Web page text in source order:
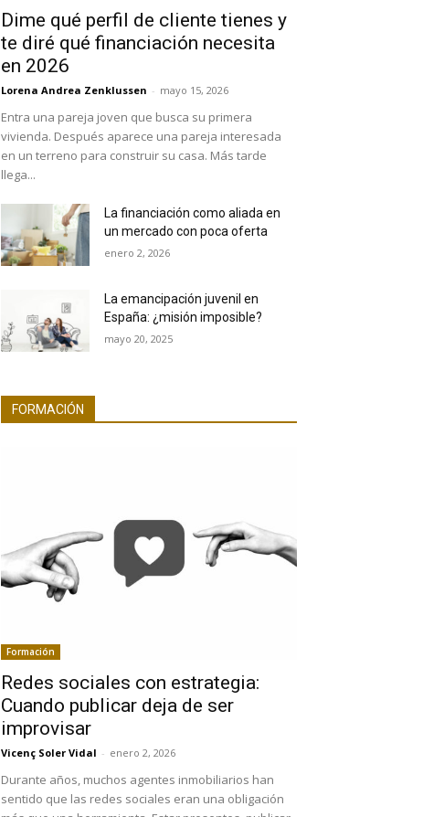
Dime qué perfil de cliente tienes y
te diré qué financiación necesita
en 2026
Lorena Andrea Zenklussen - mayo 15, 2026
Entra una pareja joven que busca su primera
vivienda. Después aparece una pareja interesada
en un terreno para construir su casa. Más tarde
llega...
La financiación como aliada en
un mercado con poca oferta
enero 2, 2026
La emancipación juvenil en
España: ¿misión imposible?
mayo 20, 2025
FORMACIÓN
Formación
Redes sociales con estrategia:
Cuando publicar deja de ser
improvisar
Vicenç Soler Vidal - enero 2, 2026
Durante años, muchos agentes inmobiliarios han
sentido que las redes sociales eran una obligación